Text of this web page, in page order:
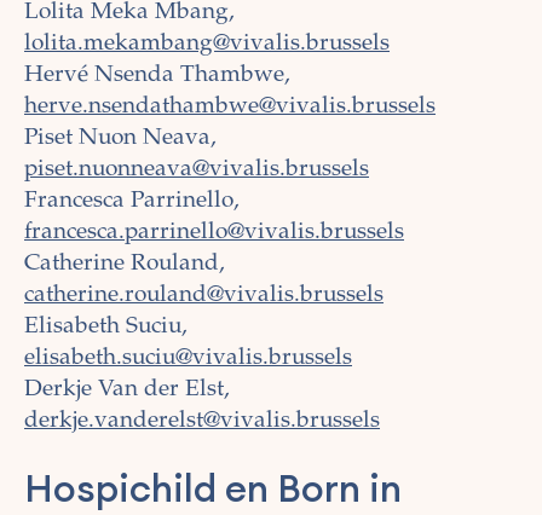
Lolita Meka Mbang,
lolita.mekambang@vivalis.brussels
Hervé Nsenda Thambwe,
herve.nsendathambwe@vivalis.brussels
Piset Nuon Neava,
piset.nuonneava@vivalis.brussels
Francesca Parrinello,
francesca.parrinello@vivalis.brussels
Catherine Rouland,
catherine.rouland@vivalis.brussels
Elisabeth Suciu,
elisabeth.suciu@vivalis.brussels
Derkje Van der Elst,
derkje.vanderelst@vivalis.brussels
Hospichild en Born in